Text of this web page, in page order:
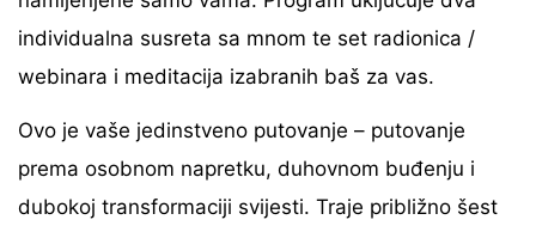
individualna susreta sa mnom te set radionica /
webinara i meditacija izabranih baš za vas.
Ovo je vaše jedinstveno putovanje – putovanje
prema osobnom napretku, duhovnom buđenju i
dubokoj transformaciji svijesti. Traje približno šest